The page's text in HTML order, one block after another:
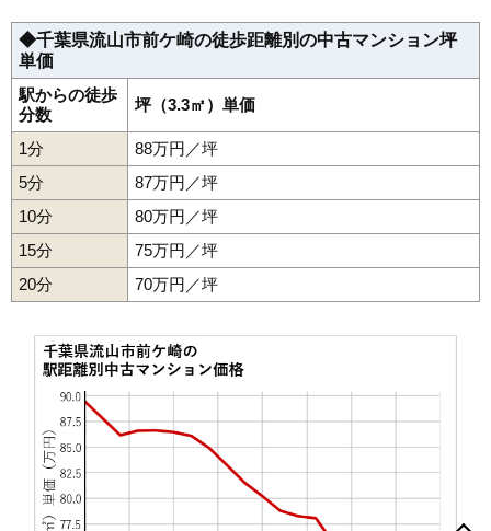
◆千葉県流山市前ケ崎の徒歩距離別の中古マンション坪
単価
駅からの徒歩
分数
坪（3.3㎡）単価
1分
88万円／坪
5分
87万円／坪
10分
80万円／坪
15分
75万円／坪
20分
70万円／坪